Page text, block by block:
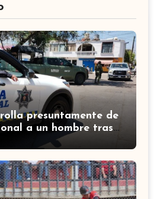
presuntamente de
a un hombre tras